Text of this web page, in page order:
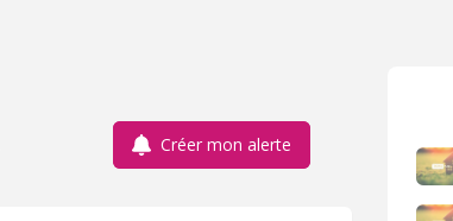
Créer mon alerte